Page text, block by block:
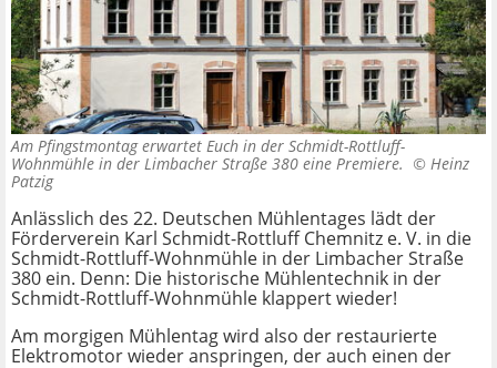
Am Pfingstmontag erwartet Euch in der Schmidt-Rottluff-
Wohnmühle in der Limbacher Straße 380 eine Premiere. © Heinz
Patzig
Anlässlich des 22. Deutschen Mühlentages lädt der
Förderverein Karl Schmidt-Rottluff Chemnitz e. V. in die
Schmidt-Rottluff-Wohnmühle in der Limbacher Straße
380 ein. Denn: Die historische Mühlentechnik in der
Schmidt-Rottluff-Wohnmühle klappert wieder!
Am morgigen Mühlentag wird also der restaurierte
Elektromotor wieder anspringen, der auch einen der